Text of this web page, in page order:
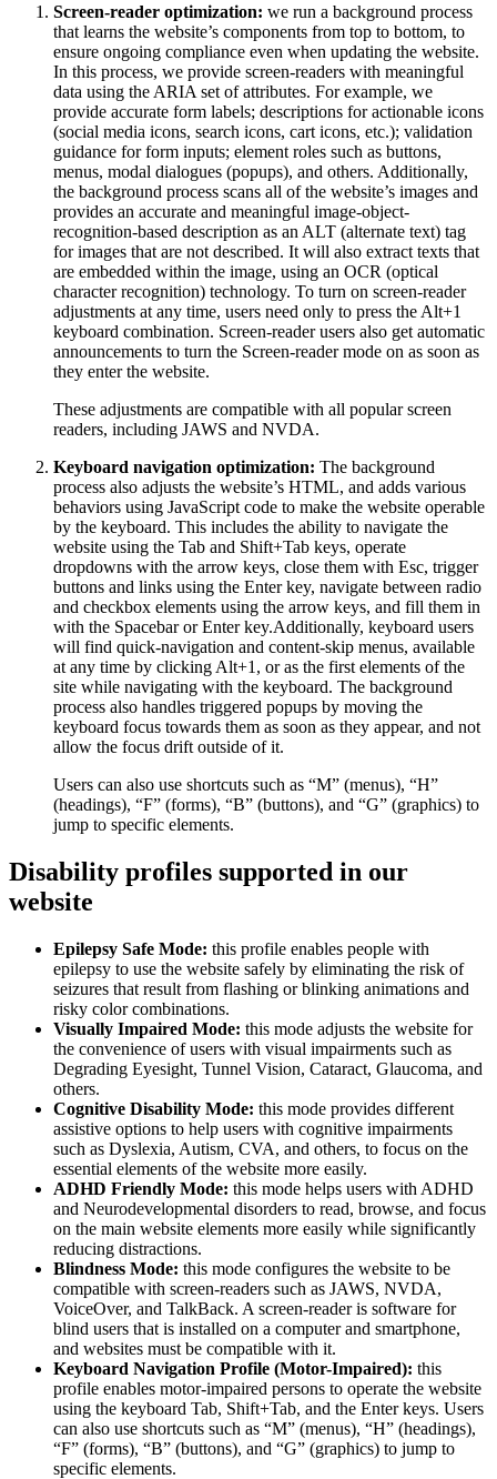
Screen-reader optimization: we run a background process
that learns the website’s components from top to bottom, to
ensure ongoing compliance even when updating the website.
In this process, we provide screen-readers with meaningful
data using the ARIA set of attributes. For example, we
provide accurate form labels; descriptions for actionable icons
(social media icons, search icons, cart icons, etc.); validation
guidance for form inputs; element roles such as buttons,
menus, modal dialogues (popups), and others. Additionally,
the background process scans all of the website’s images and
provides an accurate and meaningful image-object-
recognition-based description as an ALT (alternate text) tag
for images that are not described. It will also extract texts that
are embedded within the image, using an OCR (optical
character recognition) technology. To turn on screen-reader
adjustments at any time, users need only to press the Alt+1
keyboard combination. Screen-reader users also get automatic
announcements to turn the Screen-reader mode on as soon as
they enter the website.
These adjustments are compatible with all popular screen
readers, including JAWS and NVDA.
Keyboard navigation optimization: The background
process also adjusts the website’s HTML, and adds various
behaviors using JavaScript code to make the website operable
by the keyboard. This includes the ability to navigate the
website using the Tab and Shift+Tab keys, operate
dropdowns with the arrow keys, close them with Esc, trigger
buttons and links using the Enter key, navigate between radio
and checkbox elements using the arrow keys, and fill them in
with the Spacebar or Enter key.Additionally, keyboard users
will find quick-navigation and content-skip menus, available
at any time by clicking Alt+1, or as the first elements of the
site while navigating with the keyboard. The background
process also handles triggered popups by moving the
keyboard focus towards them as soon as they appear, and not
allow the focus drift outside of it.
Users can also use shortcuts such as “M” (menus), “H”
(headings), “F” (forms), “B” (buttons), and “G” (graphics) to
jump to specific elements.
Disability profiles supported in our
website
Epilepsy Safe Mode: this profile enables people with
epilepsy to use the website safely by eliminating the risk of
seizures that result from flashing or blinking animations and
risky color combinations.
Visually Impaired Mode: this mode adjusts the website for
the convenience of users with visual impairments such as
Degrading Eyesight, Tunnel Vision, Cataract, Glaucoma, and
others.
Cognitive Disability Mode: this mode provides different
assistive options to help users with cognitive impairments
such as Dyslexia, Autism, CVA, and others, to focus on the
essential elements of the website more easily.
ADHD Friendly Mode: this mode helps users with ADHD
and Neurodevelopmental disorders to read, browse, and focus
on the main website elements more easily while significantly
reducing distractions.
Blindness Mode: this mode configures the website to be
compatible with screen-readers such as JAWS, NVDA,
VoiceOver, and TalkBack. A screen-reader is software for
blind users that is installed on a computer and smartphone,
and websites must be compatible with it.
Keyboard Navigation Profile (Motor-Impaired): this
profile enables motor-impaired persons to operate the website
using the keyboard Tab, Shift+Tab, and the Enter keys. Users
can also use shortcuts such as “M” (menus), “H” (headings),
“F” (forms), “B” (buttons), and “G” (graphics) to jump to
specific elements.